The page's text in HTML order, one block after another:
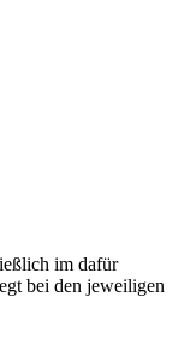
im dafür
bei den jeweiligen